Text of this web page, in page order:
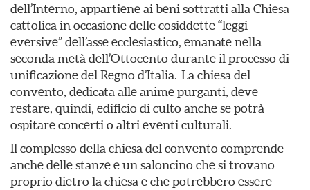
dell’Interno, appartiene ai beni sottratti alla Chiesa
cattolica in occasione delle cosiddette“leggi
eversive” dell’asse ecclesiastico, emanate nella
seconda metà dell’Ottocento durante il processo di
unificazione del Regno d’Italia. La chiesa del
convento, dedicata alle anime purganti, deve
restare, quindi, edificio di culto anche se potrà
ospitare concerti o altri eventi culturali.
Il complesso della chiesa del convento comprende
anche delle stanze e un saloncino che si trovano
proprio dietro la chiesa e che potrebbero essere